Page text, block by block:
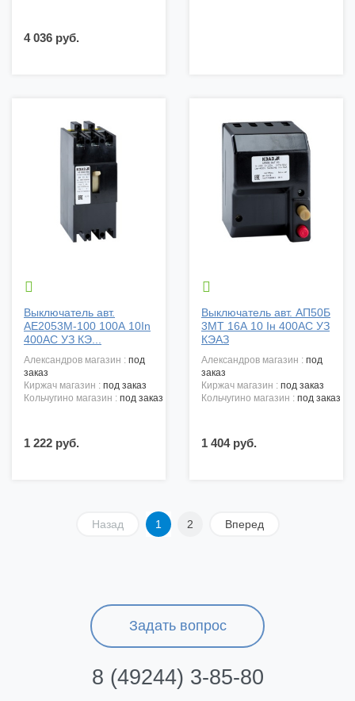
4 036 руб.

Выключатель авт.
АЕ2053М-100 100А 10In
400АС УЗ КЭ...
александров магазин : под
заказ
киржач магазин : под заказ
кольчугино магазин : под заказ
1 222 руб.

Выключатель авт. АП50Б
3МТ 16А 10 Iн 400АС УЗ
КЭАЗ
александров магазин : под
заказ
киржач магазин : под заказ
кольчугино магазин : под заказ
1 404 руб.
Назад 1 2 Вперед
Задать вопрос
8 (49244) 3-85-80